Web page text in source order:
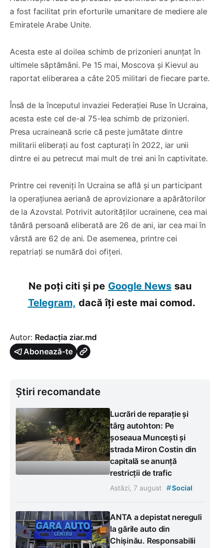
a fost facilitat prin eforturile umanitare de mediere ale
Emiratele Arabe Unite.
Acesta este al doilea schimb de prizonieri anunțat în
ultimele săptămâni. Pe 15 mai, Moscova și Kievul au
raportat eliberarea a câte 205 militari de fiecare parte.
Însă de la începutul invaziei Federației Ruse în Ucraina,
acesta este cel de-al 75-lea schimb de prizonieri.
Presa ucraineană scrie că peste jumătate dintre
militarii eliberați au fost capturați în 2022, iar unii
dintre ei au petrecut mai mult de trei ani în captivitate.
Printre cei reveniți în Ucraina se află și un participant
la operațiunea aeriană de aprovizionare a apărătorilor
de la Azovstal. Potrivit autorităților ucrainene, cea mai
tânără persoană eliberată are 26 de ani, iar cea mai în
vârstă are 62 de ani. De asemenea, printre cei
repatriați se numără doi ofițeri.
Ne poți citi și pe Google News sau
Telegram, dacă îți este mai comod.
Autor: Redacția ziar.md
Abonează-te
Știri recomandate
Lucrări de reparație și
târg autohton: Pe
șoseaua Muncești și
strada Miron Costin din
capitală se anunță
restricții de trafic
Astăzi, 7 august #Social
ANTA a depistat nereguli
la gările auto din
Chișinău. Responsabilii